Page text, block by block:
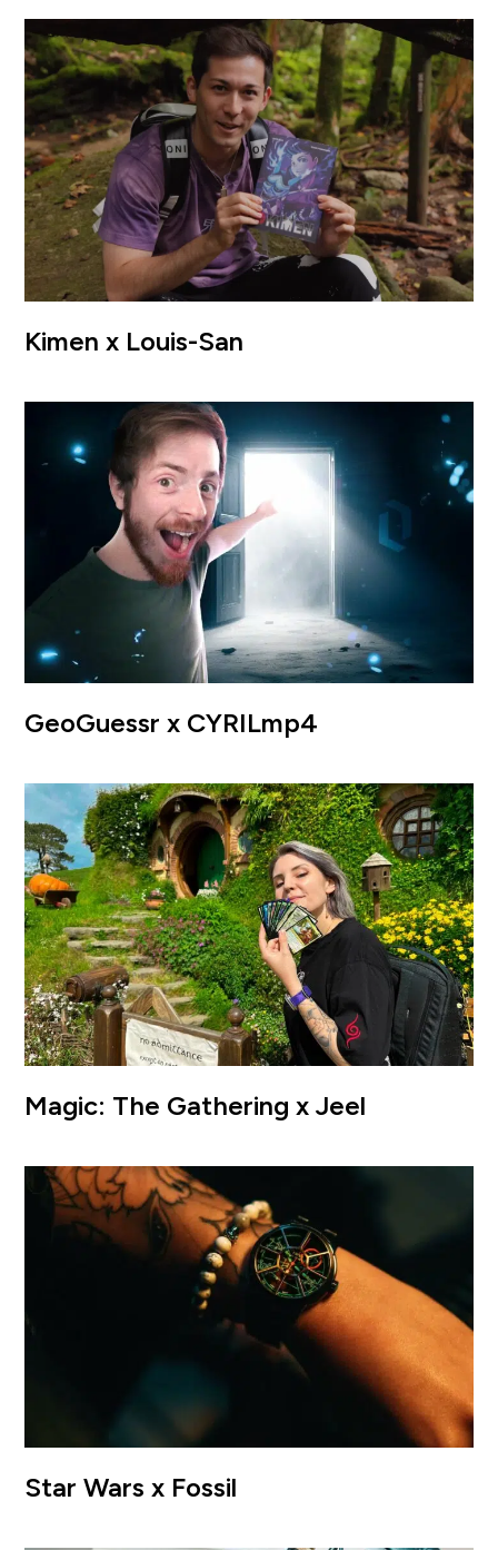
Kimen x Louis-San
GeoGuessr x CYRILmp4
Magic: The Gathering x Jeel
Star Wars x Fossil